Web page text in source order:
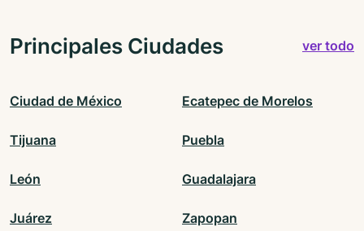
Principales Ciudades ver todo
Ciudad de México Ecatepec de Morelos
Tijuana Puebla
León Guadalajara
Juárez Zapopan